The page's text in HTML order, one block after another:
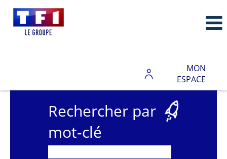
MON
ESPACE
Rechercher par
mot-clé